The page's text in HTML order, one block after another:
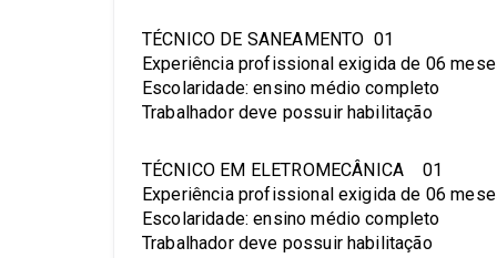
TÉCNICO DE SANEAMENTO 01
Experiência profissional exigida de 06
Escolaridade: ensino médio completo
Trabalhador deve possuir habilitação
TÉCNICO EM ELETROMECÂNICA 01
Experiência profissional exigida de 06
Escolaridade: ensino médio completo
Trabalhador deve possuir habilitação